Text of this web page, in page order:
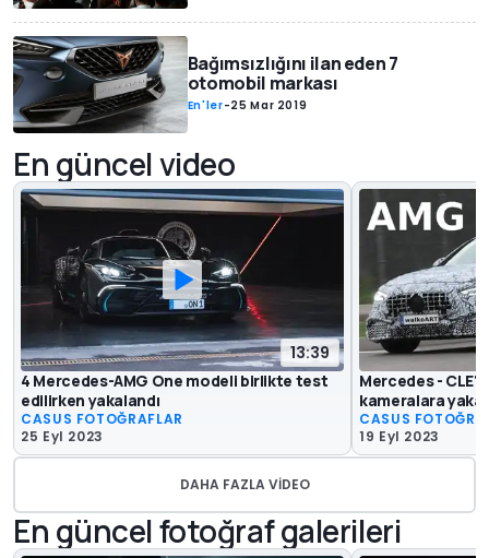
Bağımsızlığını ilan eden 7
otomobil markası
En'ler-25 Mar 2019
En güncel video
13:39
4 Mercedes-AMG One modeli birlikte test
edilirken yakalandı
CASUS FOTOĞRAFLAR
25 Eyl 2023
Mercedes -
kameralara
CASUS
19 Eyl 2023
DAHA FAZLA VIDEO
En güncel fotoğraf galerileri